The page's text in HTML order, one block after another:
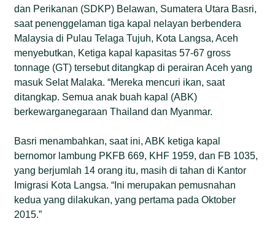
dan Perikanan (SDKP) Belawan, Sumatera Utara Basri,
saat penenggelaman tiga kapal nelayan berbendera
Malaysia di Pulau Telaga Tujuh, Kota Langsa, Aceh
menyebutkan, Ketiga kapal kapasitas 57-67 gross
tonnage (GT) tersebut ditangkap di perairan Aceh yang
masuk Selat Malaka. “Mereka mencuri ikan, saat
ditangkap. Semua anak buah kapal (ABK)
berkewarganegaraan Thailand dan Myanmar.
Basri menambahkan, saat ini, ABK ketiga kapal
bernomor lambung PKFB 669, KHF 1959, dan FB 1035,
yang berjumlah 14 orang itu, masih di tahan di Kantor
Imigrasi Kota Langsa. “Ini merupakan pemusnahan
kedua yang dilakukan, yang pertama pada Oktober
2015.”